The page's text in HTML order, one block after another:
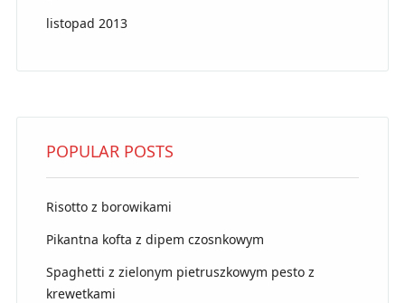
listopad 2013
POPULAR POSTS
Risotto z borowikami
Pikantna kofta z dipem czosnkowym
Spaghetti z zielonym pietruszkowym pesto z
krewetkami